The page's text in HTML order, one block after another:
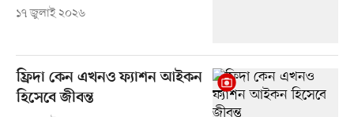
১৭ জুলাই ২০২৬
ফ্রিদা কেন এখনও ফ্যাশন আইকন
হিসেবে জীবন্ত